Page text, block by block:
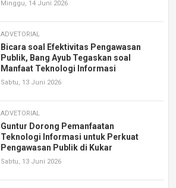
Minggu, 14 Juni 2026
ADVETORIAL
Bicara soal Efektivitas Pengawasan
Publik, Bang Ayub Tegaskan soal
Manfaat Teknologi Informasi
Sabtu, 13 Juni 2026
ADVETORIAL
Guntur Dorong Pemanfaatan
Teknologi Informasi untuk Perkuat
Pengawasan Publik di Kukar
Sabtu, 13 Juni 2026